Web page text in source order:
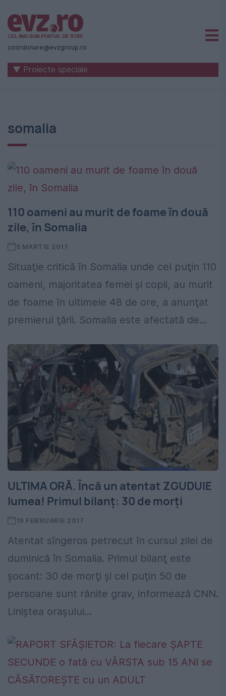
Știri
naționale
internaționale
-
Evenimentul
Zilei
coordonare@evzgroup.ro
▼ Proiecte speciale
somalia
110 oameni au murit de foame în două
zile, în Somalia
5 MARTIE 2017
Situaţie critică în Somalia unde cel puţin 110
oameni, majoritatea femei şi copii, au murit
de foame în ultimele 48 de ore, a anunţat
premierul ţării. Somalia este afectată de...
ULTIMA ORĂ. Încă un atentat ZGUDUIE
lumea! Primul bilanţ: 30 de morţi
19 FEBRUARIE 2017
Atentat sîngeros petrecut în cursul zilei de
duminică în Somalia. Primul bilanţ este
şocant: 30 de morţi şi cel puţin 50 de
persoane sunt rănite grav, informează CNN.
Liniştea oraşului...